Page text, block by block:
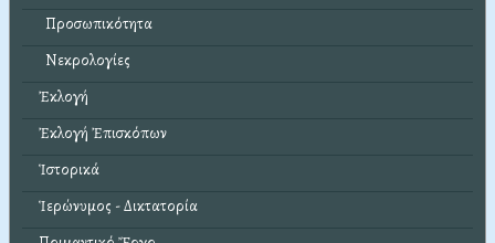
Προσωπικότητα
Νεκρολογίες
Ἐκλογή
Ἐκλογή Ἐπισκόπων
Ἱστορικά
Ἱερώνυμος - Δικτατορία